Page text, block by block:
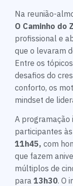
Na reunião-
O Caminho do
profissional e
que o levaram
Entre os
desafios do
conforto, os
mindset de
A programação
participantes às
11h45, com
que fazem
múltiplos de
para 13h30. O